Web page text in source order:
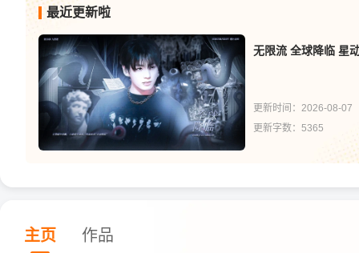
最近更新啦
无限流 全球降临 星
更新时间：2026-08-07
更新字数：5365
主页 作品